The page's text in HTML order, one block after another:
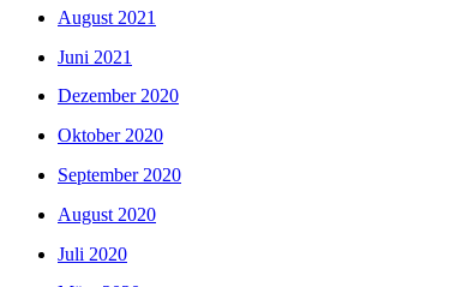
August 2021
Juni 2021
Dezember 2020
Oktober 2020
September 2020
August 2020
Juli 2020